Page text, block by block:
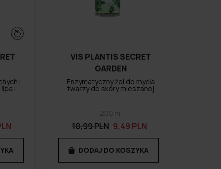
i
i
VIS PLANTIS SECRET
GARDEN
Enzymatyczny żel do mycia
twarzy do skóry mieszanej
200 ml
18,99 PLN 9,49 PLN
DODAJ DO KOSZYKA